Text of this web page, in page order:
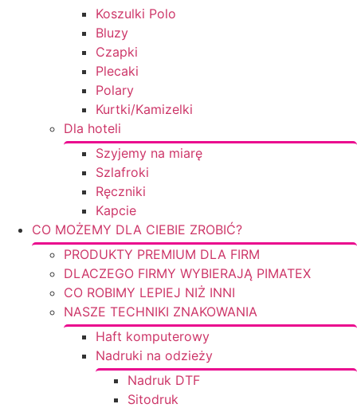
Koszulki Polo
Bluzy
Czapki
Plecaki
Polary
Kurtki/Kamizelki
Dla hoteli
Szyjemy na miarę
Szlafroki
Ręczniki
Kapcie
CO MOŻEMY DLA CIEBIE ZROBIĆ?
PRODUKTY PREMIUM DLA FIRM
DLACZEGO FIRMY WYBIERAJĄ PIMATEX
CO ROBIMY LEPIEJ NIŻ INNI
NASZE TECHNIKI ZNAKOWANIA
Haft komputerowy
Nadruki na odzieży
Nadruk DTF
Sitodruk